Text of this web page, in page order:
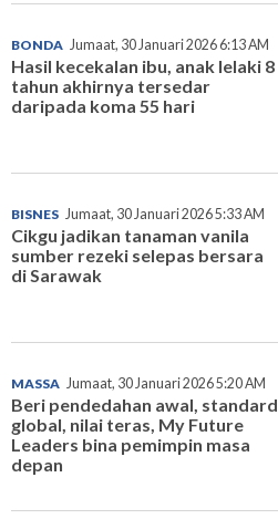
BONDA Jumaat, 30 Januari 2026 6:13 AM
Hasil kecekalan ibu, anak lelaki 8
tahun akhirnya tersedar
daripada koma 55 hari
BISNES Jumaat, 30 Januari 2026 5:33 AM
Cikgu jadikan tanaman vanila
sumber rezeki selepas bersara
di Sarawak
MASSA Jumaat, 30 Januari 2026 5:20 AM
Beri pendedahan awal, standard
global, nilai teras, My Future
Leaders bina pemimpin masa
depan